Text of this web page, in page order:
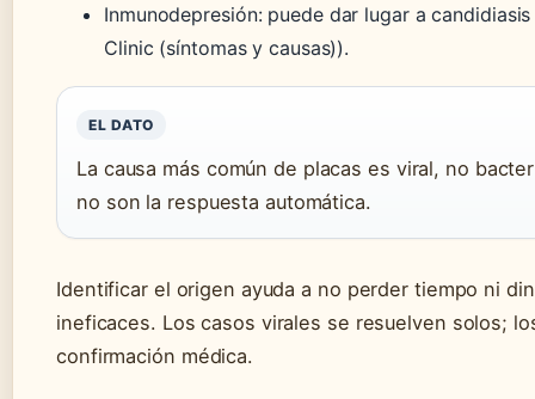
Inmunodepresión: puede dar lugar a
Clinic (síntomas y causas)).
EL DATO
La causa más común de placas es viral, no
no son la respuesta automática.
Identificar el origen ayuda a no perder tiempo ni
ineficaces. Los casos virales se resuelven solos;
confirmación médica.